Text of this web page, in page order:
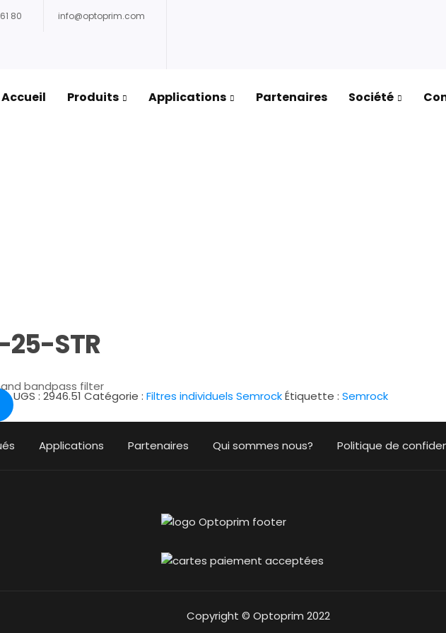
80 info@optoprim.com
Accueil Produits Applications Partenaires Société
STR
bandpass filter
UGS : 2946.51 Catégorie : Filtres individuels SemrockÉtiquette : Semrock
Applications Partenaires Qui sommes nous? Politique de
Copyright © Optoprim 2022